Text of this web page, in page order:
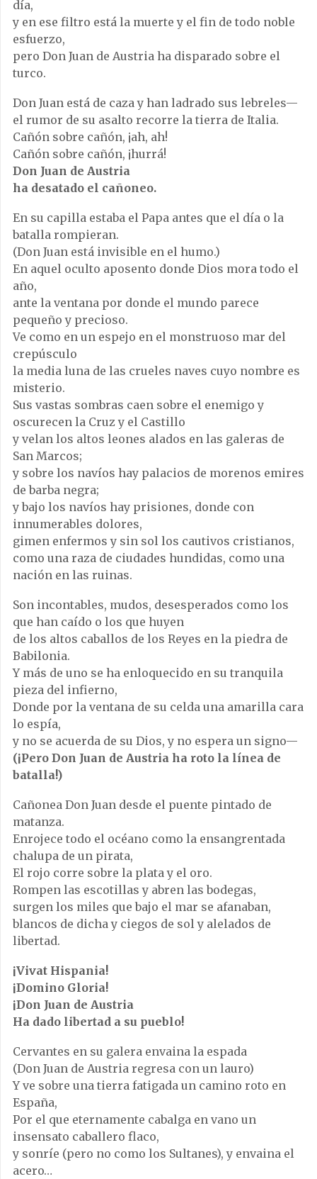
día,
y en ese filtro está la muerte y el fin de todo noble
esfuerzo,
pero Don Juan de Austria ha disparado sobre el
turco.
Don Juan está de caza y han ladrado sus lebreles—
el rumor de su asalto recorre la tierra de Italia.
Cañón sobre cañón, ¡ah, ah!
Cañón sobre cañón, ¡hurrá!
Don Juan de Austria
ha desatado el cañoneo.
En su capilla estaba el Papa antes que el día o la
batalla rompieran.
(Don Juan está invisible en el humo.)
En aquel oculto aposento donde Dios mora todo el
año,
ante la ventana por donde el mundo parece
pequeño y precioso.
Ve como en un espejo en el monstruoso mar del
crepúsculo
la media luna de las crueles naves cuyo nombre es
misterio.
Sus vastas sombras caen sobre el enemigo y
oscurecen la Cruz y el Castillo
y velan los altos leones alados en las galeras de
San Marcos;
y sobre los navíos hay palacios de morenos emires
de barba negra;
y bajo los navíos hay prisiones, donde con
innumerables dolores,
gimen enfermos y sin sol los cautivos cristianos,
como una raza de ciudades hundidas, como una
nación en las ruinas.
Son incontables, mudos, desesperados como los
que han caído o los que huyen
de los altos caballos de los Reyes en la piedra de
Babilonia.
Y más de uno se ha enloquecido en su tranquila
pieza del infierno,
Donde por la ventana de su celda una amarilla cara
lo espía,
y no se acuerda de su Dios, y no espera un signo—
(¡Pero Don Juan de Austria ha roto la línea de
batalla!)
Cañonea Don Juan desde el puente pintado de
matanza.
Enrojece todo el océano como la ensangrentada
chalupa de un pirata,
El rojo corre sobre la plata y el oro.
Rompen las escotillas y abren las bodegas,
surgen los miles que bajo el mar se afanaban,
blancos de dicha y ciegos de sol y alelados de
libertad.
¡Vivat Hispania!
¡Domino Gloria!
¡Don Juan de Austria
Ha dado libertad a su pueblo!
Cervantes en su galera envaina la espada
(Don Juan de Austria regresa con un lauro)
Y ve sobre una tierra fatigada un camino roto en
España,
Por el que eternamente cabalga en vano un
insensato caballero flaco,
y sonríe (pero no como los Sultanes), y envaina el
acero…